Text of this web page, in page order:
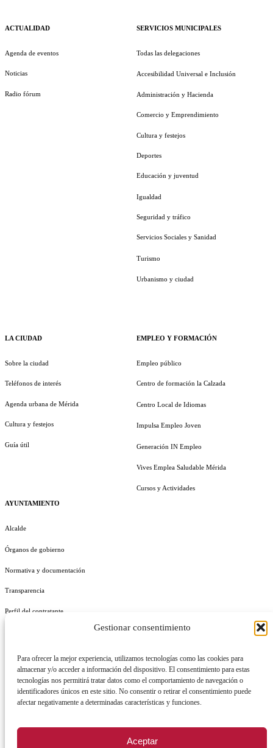
Gestionar consentimiento
Para ofrecer la mejor experiencia, utilizamos tecnologías como las cookies para
almacenar y/o acceder a información del dispositivo. El consentimiento para estas
tecnologías nos permitirá tratar datos como el comportamiento de navegación o
identificadores únicos en este sitio. No consentir o retirar el consentimiento puede
afectar negativamente a determinadas características y funciones.
Aceptar
ACTUALIDAD
Agenda de eventos
Noticias
Radio fórum
LA CIUDAD
Sobre la ciudad
Teléfonos de interés
Agenda urbana de Mérida
Cultura y festejos
Guía útil
AYUNTAMIENTO
Alcalde
Órganos de gobierno
Normativa y documentación
Transparencia
Perfil del contratante
SERVICIOS MUNICIPALES
Todas las delegaciones
Accesibilidad Universal e Inclusión
Administración y Hacienda
Comercio y Emprendimiento
Cultura y festejos
Deportes
Educación y juventud
Igualdad
Seguridad y tráfico
Servicios Sociales y Sanidad
Turismo
Urbanismo y ciudad
EMPLEO Y FORMACIÓN
Empleo público
Centro de formación la Calzada
Centro Local de Idiomas
Impulsa Empleo Joven
Generación IN Empleo
Vives Emplea Saludable Mérida
Cursos y Actividades
REGISTRO DE ACTIVIDADES DE TRATAMIENTO